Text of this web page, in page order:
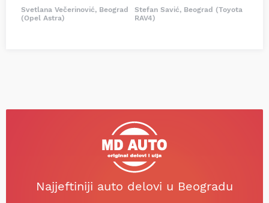
Svetlana Večerinović, Beograd
(Opel Astra)
Stefan Savić, Beograd (Toyota
RAV4)
Najjeftiniji auto delovi u Beogradu